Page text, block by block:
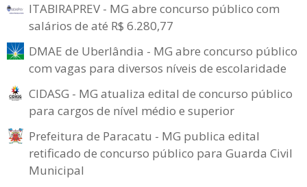
ITABIRAPREV - MG abre concurso público com
salários de até R$ 6.280,77
DMAE de Uberlândia - MG abre concurso público
com vagas para diversos níveis de escolaridade
CIDASG - MG atualiza edital de concurso público
para cargos de nível médio e superior
Prefeitura de Paracatu - MG publica edital
retificado de concurso público para Guarda Civil
Municipal